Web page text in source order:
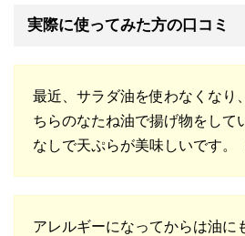
実際に使ってみた方の口コミ
最近、サラダ油を使わなくなり
ちらのなたね油で揚げ物をして
なしで天ぷらが美味しいです。
アレルギーになってからは油に